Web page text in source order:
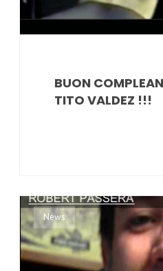
BUON
TITO VALDEZ !!!
News